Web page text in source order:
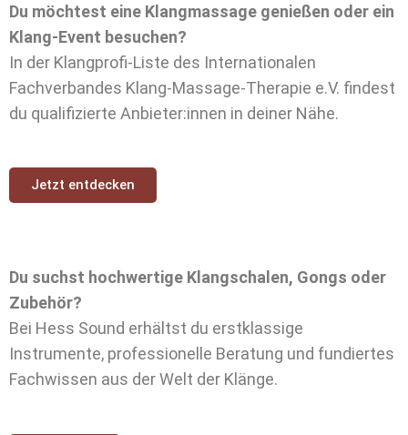
Du möchtest eine Klangmassage genießen oder ein
Klang-Event besuchen?
In der Klangprofi-Liste des Internationalen
Fachverbandes Klang-Massage-Therapie e.V. findest
du qualifizierte Anbieter:innen in deiner Nähe.
Jetzt entdecken
Du suchst hochwertige Klangschalen, Gongs oder
Zubehör?
Bei Hess Sound erhältst du erstklassige
Instrumente, professionelle Beratung und fundiertes
Fachwissen aus der Welt der Klänge.